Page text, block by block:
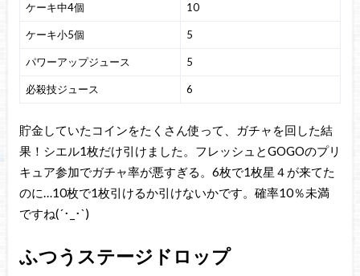
ケーキ中4個 10
ケーキ小5個 5
パワーアップジュース 5
必殺技ジュース 6
貯金していたコインをたくさん使って、ガチャを回した結
果！シエル1枚だけ引けました。フレッシュとGOGOのプリ
キュア参加でガチャ率が悪すぎる。6枚で1枚星４が来てた
のに…10枚で1枚引けるか引けないかです。確率10％未満
ですね(´･_･`)
ふつうステージドロップ